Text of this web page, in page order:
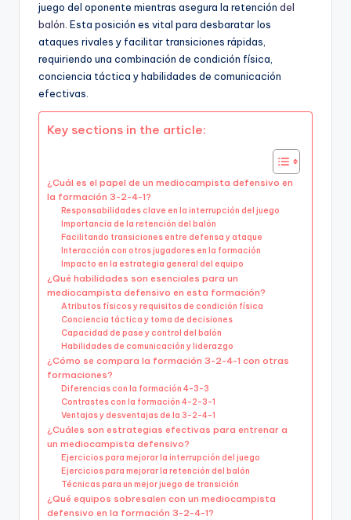
juego del oponente mientras asegura la retención del
balón . Esta posición es vital para desbaratar los
ataques rivales y facilitar transiciones rápidas,
requiriendo una combinación de condición física,
conciencia táctica y habilidades de comunicación
efectivas.
Key sections in the article:
¿Cuál es el papel de un mediocampista defensivo en
la formación 3-2-4-1?
Responsabilidades clave en la interrupción del juego
Importancia de la retención del balón
Facilitando transiciones entre defensa y ataque
Interacción con otros jugadores en la formación
Impacto en la estrategia general del equipo
¿Qué habilidades son esenciales para un
mediocampista defensivo en esta formación?
Atributos físicos y requisitos de condición física
Conciencia táctica y toma de decisiones
Capacidad de pase y control del balón
Habilidades de comunicación y liderazgo
¿Cómo se compara la formación 3-2-4-1 con otras
formaciones?
Diferencias con la formación 4-3-3
Contrastes con la formación 4-2-3-1
Ventajas y desventajas de la 3-2-4-1
¿Cuáles son estrategias efectivas para entrenar a
un mediocampista defensivo?
Ejercicios para mejorar la interrupción del juego
Ejercicios para mejorar la retención del balón
Técnicas para un mejor juego de transición
¿Qué equipos sobresalen con un mediocampista
defensivo en la formación 3-2-4-1?